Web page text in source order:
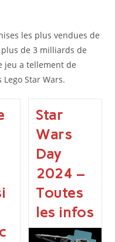
les plus vendues de
plus de 3 milliards de
jeu a tellement de
Star Wars.
Star
Wars
Day
2024 –
Toutes
les infos